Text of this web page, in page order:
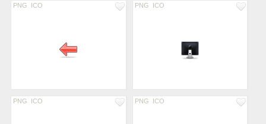
PNG ICO PNG ICO
PNG ICO PNG ICO